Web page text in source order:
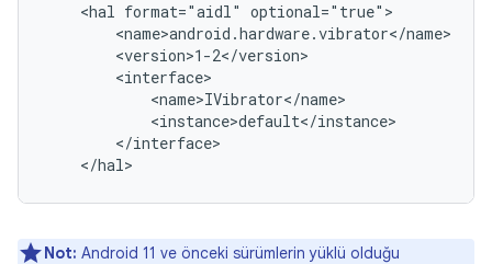
    <hal format="aidl" optional="true">
        <name>android.hardware.vibrator</name>
        <version>1-2</version>
        <interface>
            <name>IVibrator</name>
            <instance>default</instance>
        </interface>
Not: Android 11 ve önceki sürümlerin yüklü olduğu